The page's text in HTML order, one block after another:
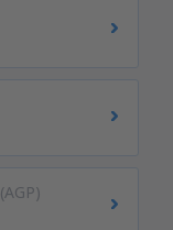
(AGP)